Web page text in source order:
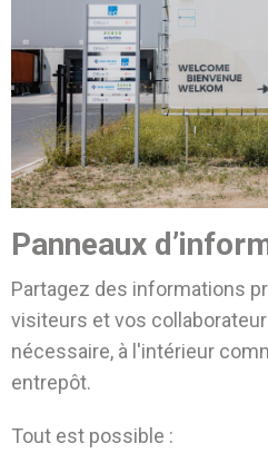
Panneaux
Partagez des informations
visiteurs et vos
nécessaire, à l'intérieur
entrepôt.
Tout est possible :